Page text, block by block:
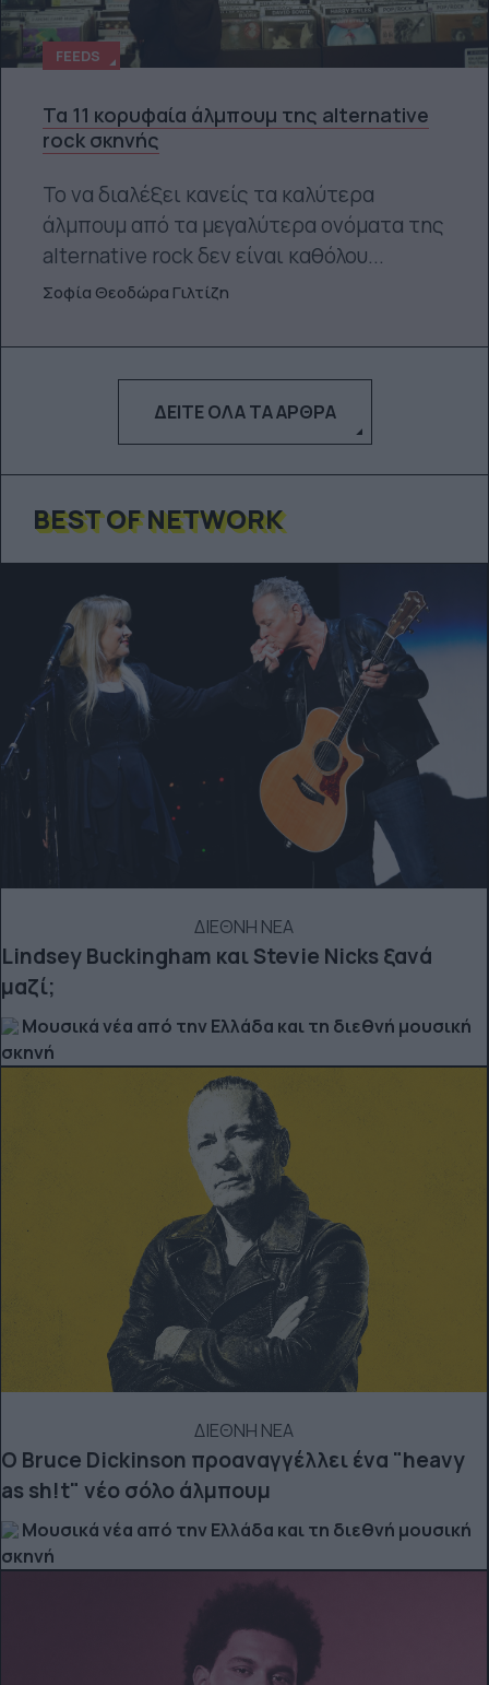
FEEDS
Τα 11 κορυφαία άλμπουμ της alternative
rock σκηνής
Το να διαλέξει κανείς τα καλύτερα
άλμπουμ από τα μεγαλύτερα ονόματα της
alternative rock δεν είναι καθόλου...
Σοφία Θεοδώρα Γιλτίζη
ΔΕΊΤΕ ΌΛΑ ΤΑ ΆΡΘΡΑ
BEST OF NETWORK
ΔΙΕΘΝΗ ΝΕΑ
Lindsey Buckingham και Stevie Nicks ξανά
μαζί;
Μουσικά νέα από την Ελλάδα και τη διεθνή μουσική
σκηνή
ΔΙΕΘΝΗ ΝΕΑ
Ο Bruce Dickinson προαναγγέλλει ένα "heavy
as sh!t" νέο σόλο άλμπουμ
Μουσικά νέα από την Ελλάδα και τη διεθνή μουσική
σκηνή